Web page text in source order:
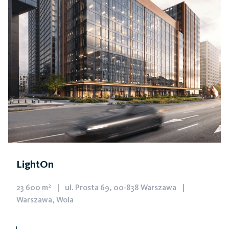
LightOn
23 600 m² | ul. Prosta 69, 00-838 Warszawa
|
Warszawa, Wola